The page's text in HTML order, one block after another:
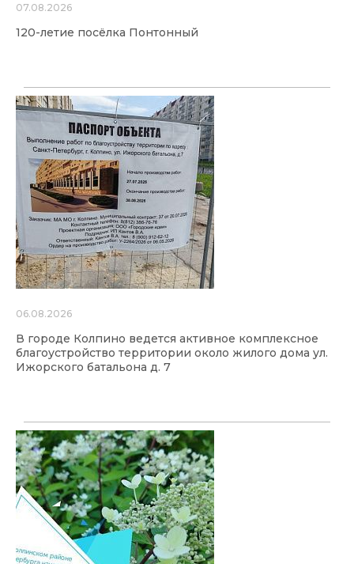
07.08.2026
120-летие посёлка Понтонный
06.08.2026
В городе Колпино ведется активное комплексное
благоустройство территории около жилого дома ул.
Ижорского батальона д. 7